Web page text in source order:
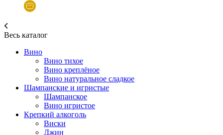
Весь каталог
Вино
Вино тихое
Вино креплёное
Вино натуральное сладкое
Шампанские и игристые
Шампанское
Вино игристое
Крепкий алкоголь
Виски
Джин